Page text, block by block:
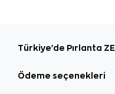
Türkiye'de Pırlanta
Ödeme seçenekleri